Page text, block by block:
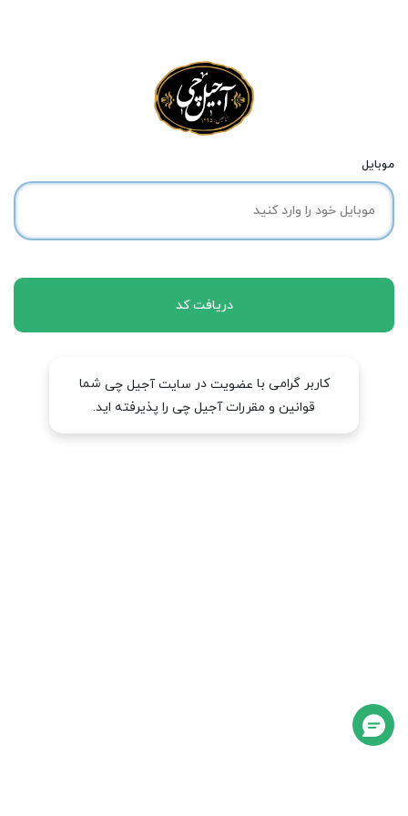
موبایل
دریافت کد
کاربر گرامی با عضویت در سایت آجیل چی شما
قوانین و مقررات آجیل چی را پذیرفته اید.